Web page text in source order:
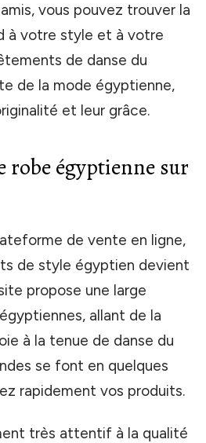
vous pouvez trouver la
à votre style et à votre
de danse du
de la mode égyptienne,
et leur grâce.
robe égyptienne sur
de vente en ligne,
de style égyptien devient
propose une large
allant de la
à la tenue de danse du
se font en quelques
rapidement vos produits.
très attentif à la qualité